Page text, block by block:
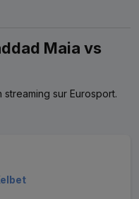
Maia vs
sur Eurosport.